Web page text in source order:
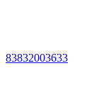
83832003633